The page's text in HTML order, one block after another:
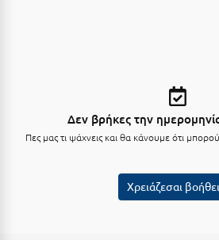
Δεν βρήκες την
Πες μας τι ψάχνεις και θα κάνουμε ότι
Χρειάζεσαι